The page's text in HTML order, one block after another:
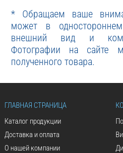
* Обращаем ваше
может в
внешний вид и
Фотографии на сайте
полученного товара.
ГЛАВНАЯ СТРАНИЦА
Каталог продукции
Доставка и оплата
О нашей компании